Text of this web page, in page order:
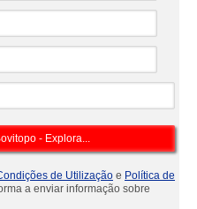
de Utilização e Política de
a enviar informação sobre